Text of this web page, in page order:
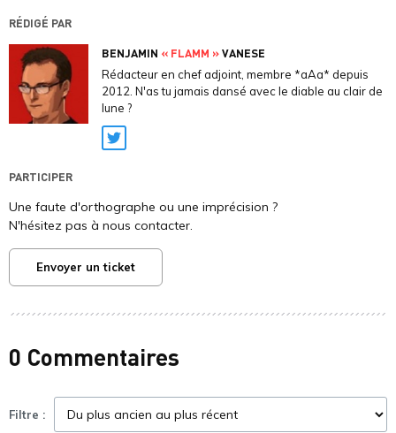
RÉDIGÉ PAR
BENJAMIN « FLAMM »VANESE
Rédacteur en chef adjoint, membre *aAa* depuis
2012. N'as tu jamais dansé avec le diable au clair de
lune ?
Twitter
PARTICIPER
Une faute d'orthographe ou une imprécision ?
N'hésitez pas à nous contacter.
Envoyer un ticket
0 Commentaires
Filtre :